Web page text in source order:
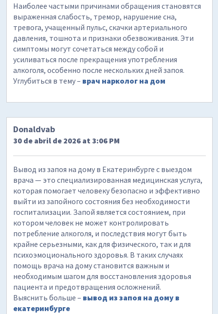
Наиболее частыми причинами обращения становятся
выраженная слабость, тремор, нарушение сна,
тревога, учащенный пульс, скачки артериального
давления, тошнота и признаки обезвоживания. Эти
симптомы могут сочетаться между собой и
усиливаться после прекращения употребления
алкоголя, особенно после нескольких дней запоя.
Углубиться в тему – врач нарколог на дом
Donaldvab
30 de abril de 2026 at 3:06 PM
Вывод из запоя на дому в Екатеринбурге с выездом
врача — это специализированная медицинская услуга,
которая помогает человеку безопасно и эффективно
выйти из запойного состояния без необходимости
госпитализации. Запой является состоянием, при
котором человек не может контролировать
потребление алкоголя, и последствия могут быть
крайне серьезными, как для физического, так и для
психоэмоционального здоровья. В таких случаях
помощь врача на дому становится важным и
необходимым шагом для восстановления здоровья
пациента и предотвращения осложнений.
Выяснить больше – вывод из запоя на дому в
екатеринбурге